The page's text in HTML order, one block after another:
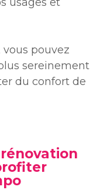
vous pouvez
sereinement
du confort de